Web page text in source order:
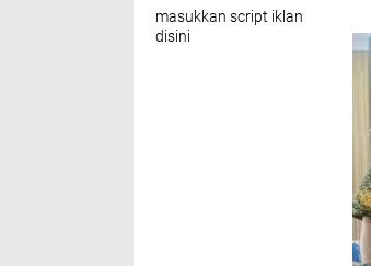
masukkan script iklan
disini